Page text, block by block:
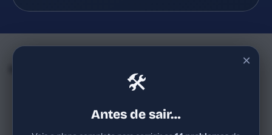
×
🛠
Antes de sair…
Empresa brasileira no setor de
Mercado brasileiro de beauty-